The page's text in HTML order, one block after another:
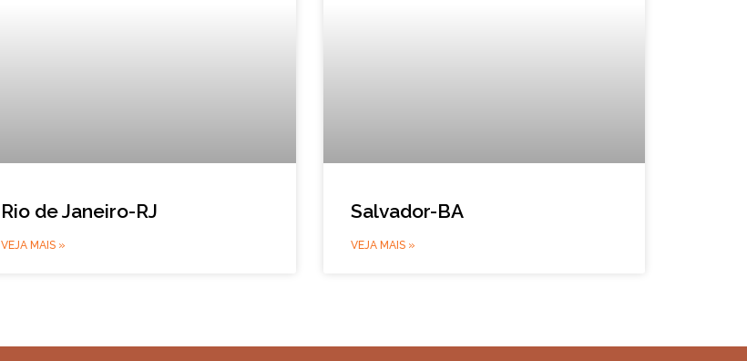
Rio de Janeiro-RJ
VEJA MAIS »
Salvador-BA
VEJA MAIS »